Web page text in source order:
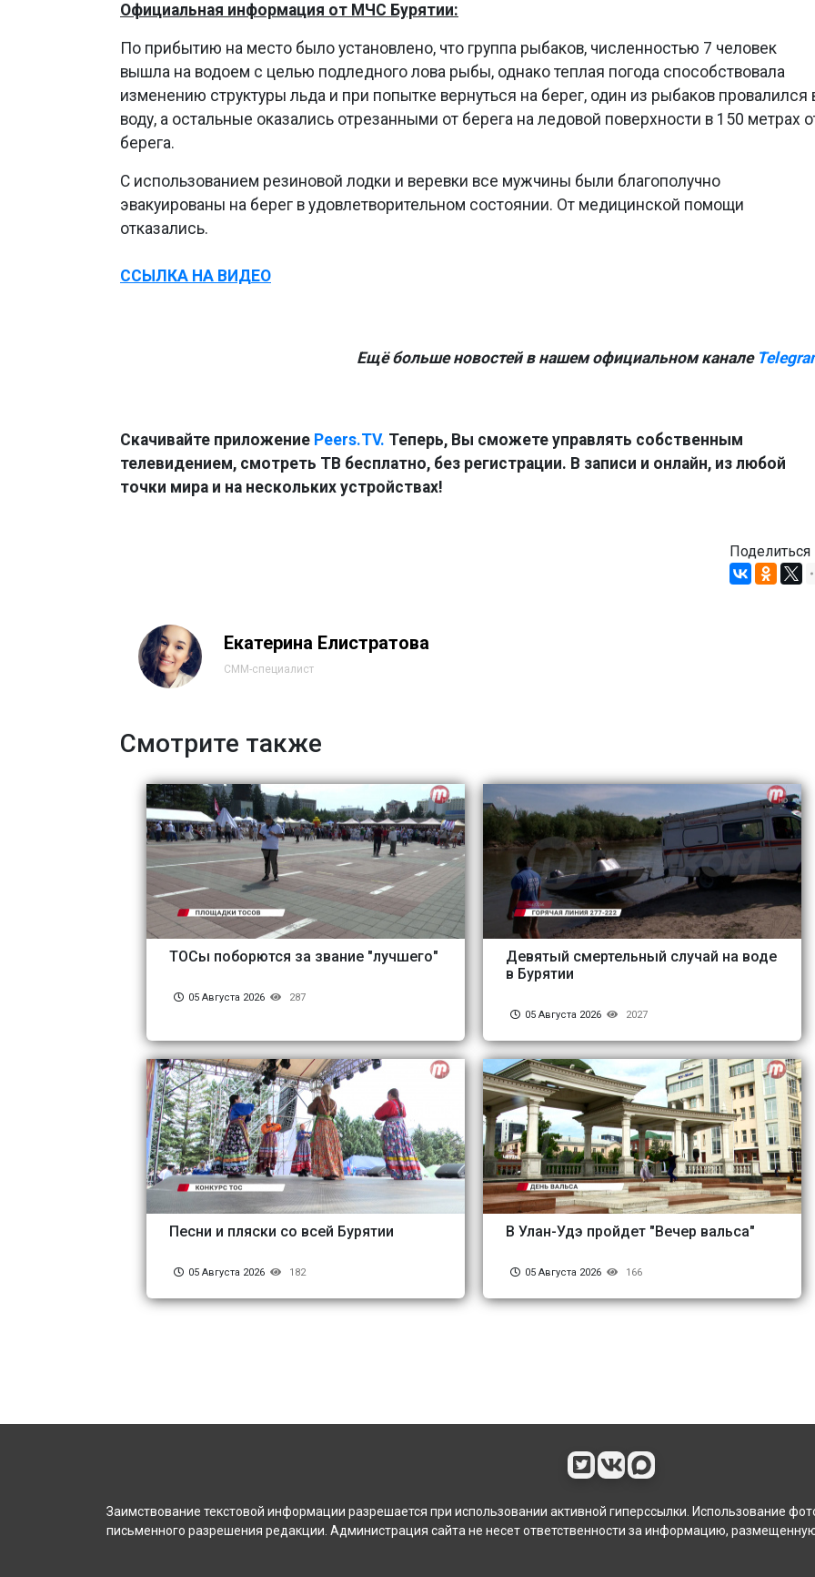
Официальная информация от МЧС Бурятии:
По прибытию на место было установлено, что группа рыбаков, численностью 7 человек
вышла на водоем с целью подледного лова рыбы, однако теплая погода способствовала
изменению структуры льда и при попытке вернуться на берег, один из рыбаков провалился
воду, а остальные оказались отрезанными от берега на ледовой поверхности в 150 метрах
берега.
С использованием резиновой лодки и веревки все мужчины были благополучно
эвакуированы на берег в удовлетворительном состоянии. От медицинской помощи
отказались.
ССЫЛКА НА ВИДЕО
Ещё больше новостей в нашем официальном канале
Скачивайте приложение Peers.TV. Теперь, Вы сможете управлять собственным
телевидением, смотреть ТВ бесплатно, без регистрации. В записи и онлайн, из любой
точки мира и на нескольких устройствах!
Поделиться
Екатерина Елистратова
СММ-специалист
Смотрите также
ТОСы поборются за звание "лучшего"
05 Августа 2026 287
Девятый смертельный случай на воде
в Бурятии
05 Августа 2026 2027
Песни и пляски со всей Бурятии
05 Августа 2026 182
В Улан-Удэ пройдет "Вечер вальса"
05 Августа 2026 166
Заимствование текстовой информации разрешается при использовании активной гиперссылки. Использование
письменного разрешения редакции. Администрация сайта не несет ответственности за информацию,